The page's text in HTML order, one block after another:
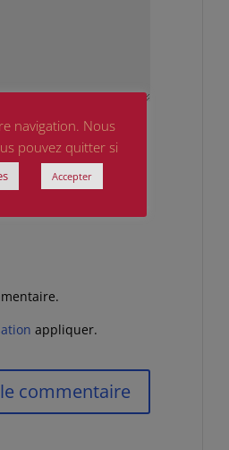
appliquer.
navigation. Nous
pouvez quitter si
Accepter